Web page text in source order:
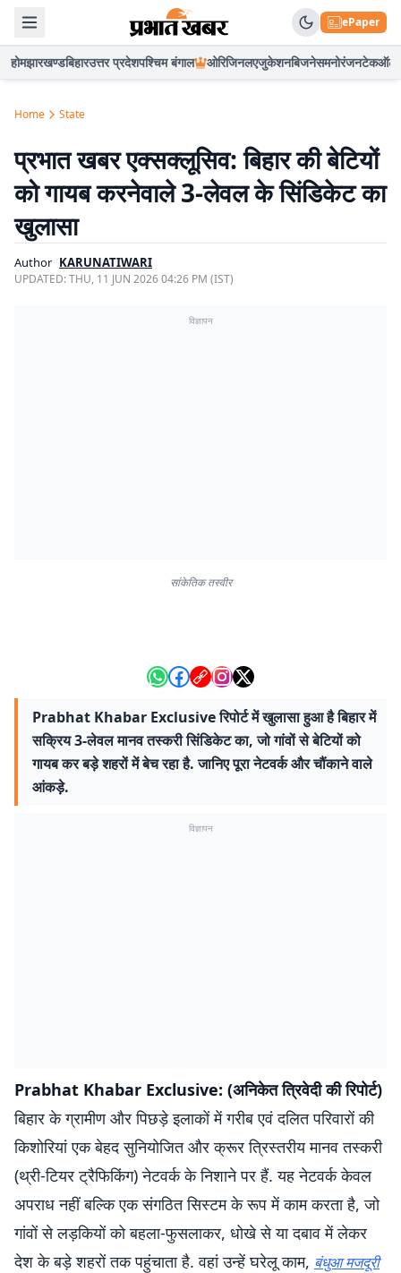
ePaper
होमझारखण्डबिहारउत्तर प्रदेशपश्चिम बंगाल ओरिजिनलएजुकेशनबिजनेसमनोरंजनटेकऑटो
Home State
प्रभात खबर एक्सक्लूसिव: बिहार की बेटियों
को गायब करनेवाले 3-लेवल के सिंडिकेट का
खुलासा
Author KARUNATIWARI
UPDATED:THU, 11 JUN 2026 04:26 PM (IST)
विज्ञापन
सांकेतिक तस्वीर
Prabhat Khabar Exclusive रिपोर्ट में खुलासा हुआ है बिहार में
सक्रिय 3-लेवल मानव तस्करी सिंडिकेट का, जो गांवों से बेटियों को
गायब कर बड़े शहरों में बेच रहा है. जानिए पूरा नेटवर्क और चौंकाने वाले
आंकड़े.
विज्ञापन
Prabhat Khabar Exclusive: (अनिकेत त्रिवेदी की रिपोर्ट)
बिहार के ग्रामीण और पिछड़े इलाकों में गरीब एवं दलित परिवारों की
किशोरियां एक बेहद सुनियोजित और क्रूर त्रिस्तरीय मानव तस्करी
(थ्री-टियर ट्रैफिकिंग) नेटवर्क के निशाने पर हैं. यह नेटवर्क केवल
अपराध नहीं बल्कि एक संगठित सिस्टम के रूप में काम करता है, जो
गांवों से लड़कियों को बहला-फुसलाकर, धोखे से या दबाव में लेकर
देश के बड़े शहरों तक पहुंचाता है. वहां उन्हें घरेलू काम, बंधुआ मजदूरी